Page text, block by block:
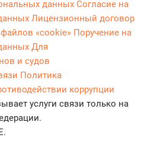
данных Согласие на
Лицензионный договор
«cookie» Поручение на
Для
и судов
Политика
коррупции
услуги связи только на